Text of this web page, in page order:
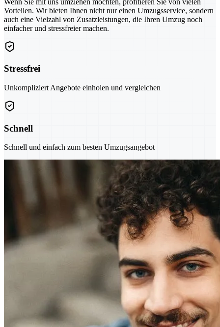
Vorteilen. Wir bieten Ihnen nicht nur einen Umzugsservice, sondern
auch eine Vielzahl von Zusatzleistungen, die Ihren Umzug noch
einfacher und stressfreier machen.
Stressfrei
Unkompliziert Angebote einholen und vergleichen
Schnell
Schnell und einfach zum besten Umzugsangebot